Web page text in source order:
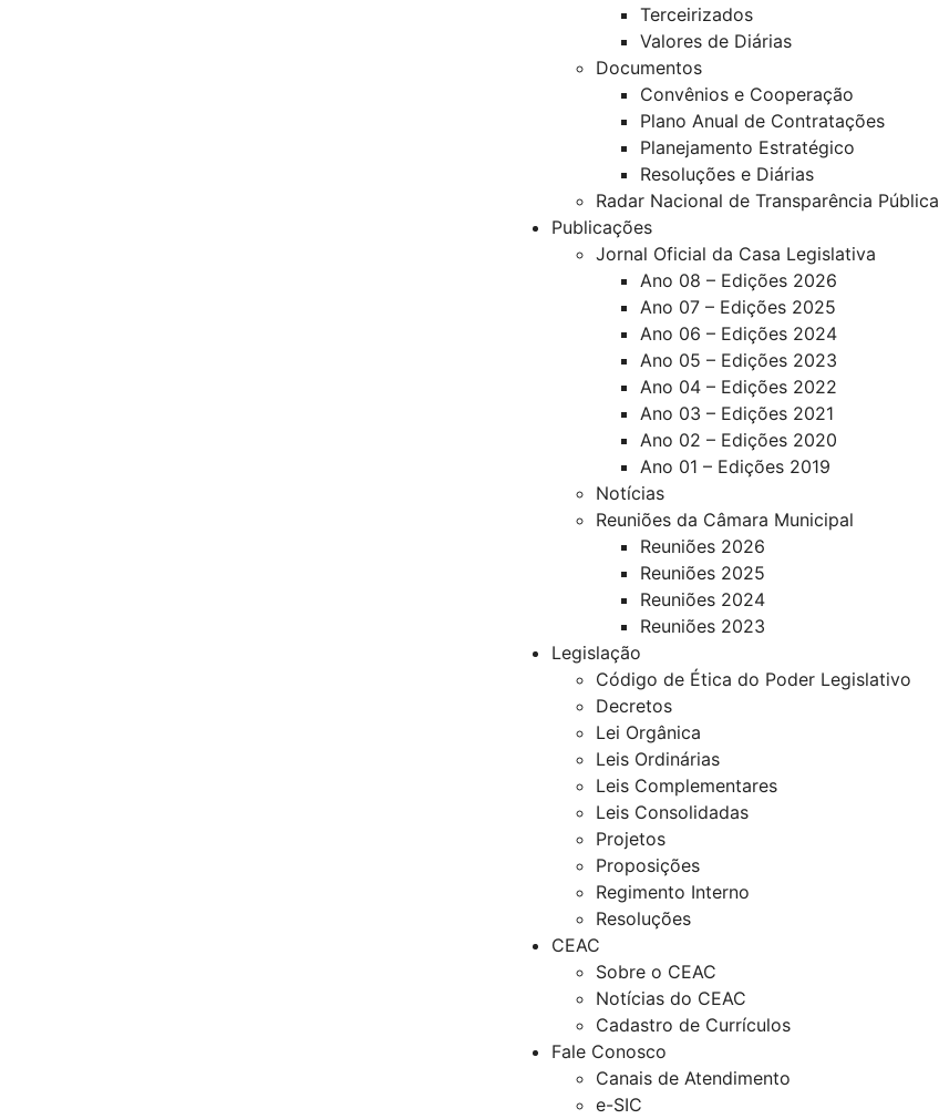
Terceirizados
Valores de Diárias
Documentos
Convênios e Cooperação
Plano Anual de Contratações
Planejamento Estratégico
Resoluções e Diárias
Radar Nacional de Transparência Pública
Publicações
Jornal Oficial da Casa Legislativa
Ano 08 – Edições 2026
Ano 07 – Edições 2025
Ano 06 – Edições 2024
Ano 05 – Edições 2023
Ano 04 – Edições 2022
Ano 03 – Edições 2021
Ano 02 – Edições 2020
Ano 01 – Edições 2019
Notícias
Reuniões da Câmara Municipal
Reuniões 2026
Reuniões 2025
Reuniões 2024
Reuniões 2023
Legislação
Código de Ética do Poder Legislativo
Decretos
Lei Orgânica
Leis Ordinárias
Leis Complementares
Leis Consolidadas
Projetos
Proposições
Regimento Interno
Resoluções
CEAC
Sobre o CEAC
Notícias do CEAC
Cadastro de Currículos
Fale Conosco
Canais de Atendimento
e-SIC